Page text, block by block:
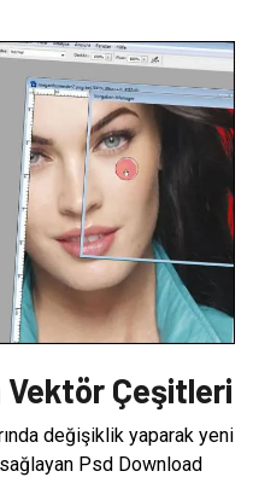
Vektör Çeşitleri
değişiklik yaparak yeni
Psd Download